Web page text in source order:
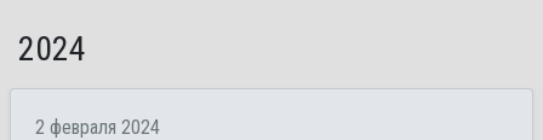
2024
2 февраля 2024